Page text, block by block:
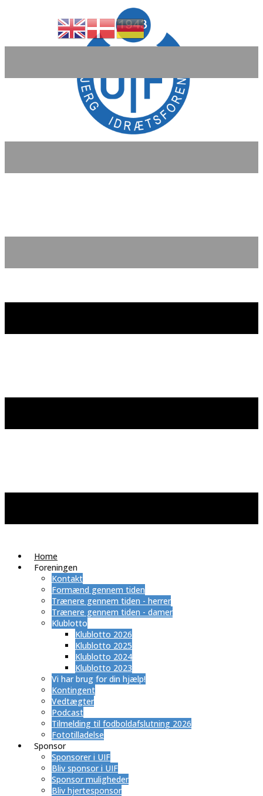
Home
Foreningen
Kontakt
Formænd gennem tiden
Trænere gennem tiden - herrer
Trænere gennem tiden - damer
Klublotto
Klublotto 2026
Klublotto 2025
Klublotto 2024
Klublotto 2023
Vi har brug for din hjælp!
Kontingent
Vedtægter
Podcast
Tilmelding til fodboldafslutning 2026
Fototilladelse
Sponsor
Sponsorer i UIF
Bliv sponsor i UIF
Sponsor muligheder
Bliv hjertesponsor